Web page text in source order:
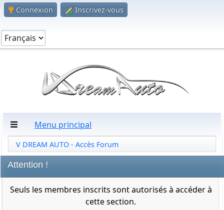
Connexion Inscrivez-vous
Menu principal
V DREAM AUTO - Accès Forum
Attention !
Seuls les membres inscrits sont autorisés à accéder à
cette section.